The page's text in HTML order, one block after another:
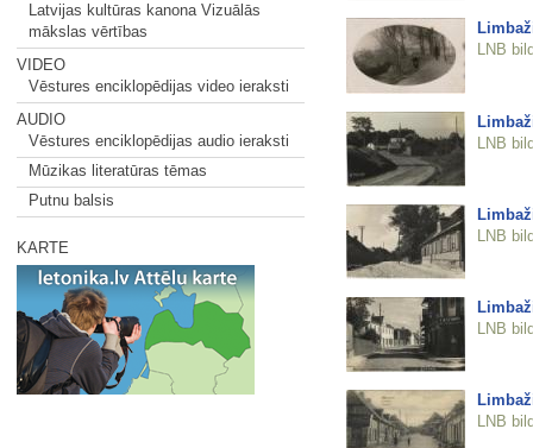
Latvijas kultūras kanona Vizuālās
mākslas vērtības
VIDEO
Vēstures enciklopēdijas video ieraksti
AUDIO
Vēstures enciklopēdijas audio ieraksti
Mūzikas literatūras tēmas
Putnu balsis
KARTE
LNB
LNB
LNB
LNB
LNB